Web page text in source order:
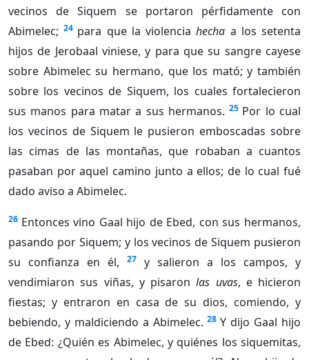
vecinos de Siquem se portaron pérfidamente con
Abimelec; 24 para que la violenciahecha a los setenta
hijos de Jerobaal viniese, y para que su sangre cayese
sobre Abimelec su hermano, que los mató; y también
sobre los vecinos de Siquem, los cuales fortalecieron
sus manos para matar a sus hermanos. 25 Por lo cual
los vecinos de Siquem le pusieron emboscadas sobre
las cimas de las montañas, que robaban a cuantos
pasaban por aquel camino junto a ellos; de lo cual fué
dado aviso a Abimelec.
26 Entonces vino Gaal hijo de Ebed, con sus hermanos,
pasando por Siquem; y los vecinos de Siquem pusieron
su confianza en él,
27
y salieron a los campos, y
vendimiaron sus viñas, y pisaronlas uvas, e hicieron
fiestas; y entraron en casa de su dios, comiendo, y
bebiendo, y maldiciendo a Abimelec. 28 Y dijo Gaal hijo
de Ebed: ¿Quién es Abimelec, y quiénes los siquemitas,